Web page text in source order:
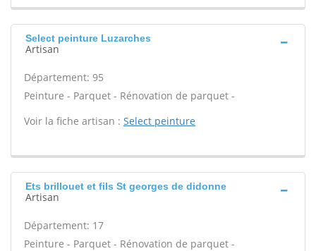
Select peinture Luzarches
Artisan
Département: 95
Peinture - Parquet - Rénovation de parquet -
Voir la fiche artisan : Select peinture
Ets brillouet et fils St georges de didonne
Artisan
Département: 17
Peinture - Parquet - Rénovation de parquet -